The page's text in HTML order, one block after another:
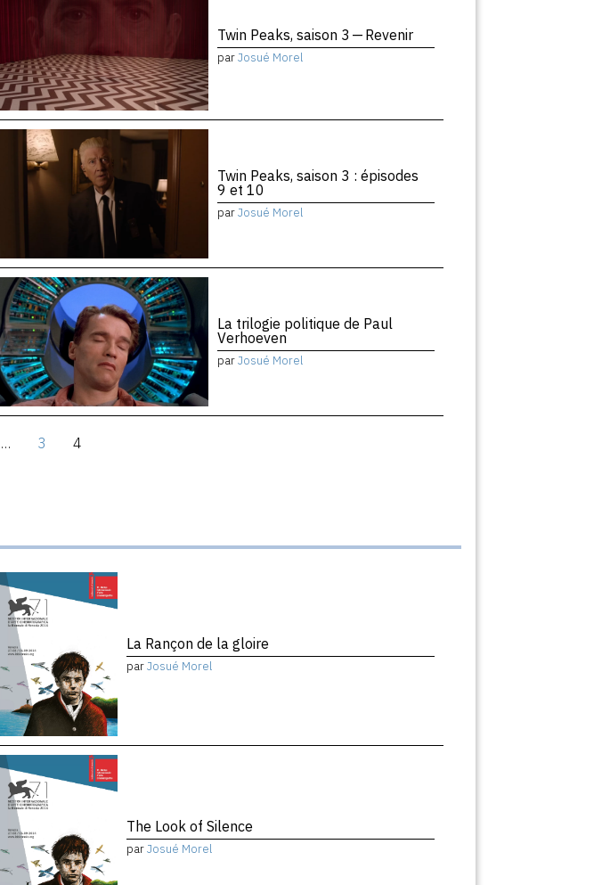
Twin Peaks, saison 3 — Revenir
parJosué Morel
Twin Peaks, saison 3 : épisodes
9 et 10
parJosué Morel
La trilogie politique de Paul
Verhoeven
parJosué Morel
… 3 4
La Rançon de la gloire
parJosué Morel
The Look of Silence
parJosué Morel